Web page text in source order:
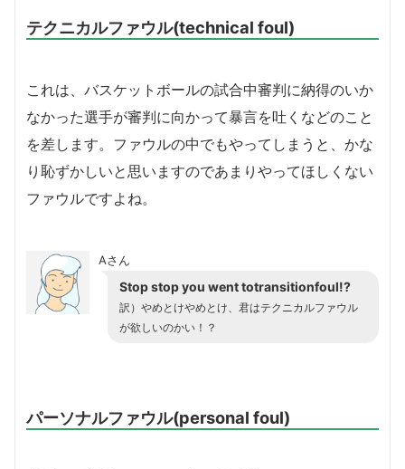
テクニカルファウル(technical foul)
これは、バスケットボールの試合中審判に納得のいか
なかった選手が審判に向かって暴言を吐くなどのこと
を差します。ファウルの中でもやってしまうと、かな
り恥ずかしいと思いますのであまりやってほしくない
ファウルですよね。
Aさん
Stop stop you went totransitionfoul!?
訳）やめとけやめとけ、君はテクニカルファウル
が欲しいのかい！？
パーソナルファウル(personal foul)